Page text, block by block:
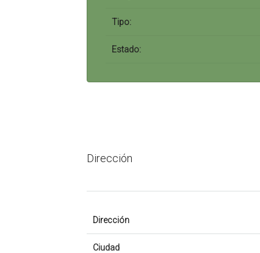
Tipo:
Estado:
Dirección
Dirección
Ciudad